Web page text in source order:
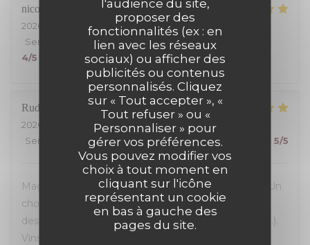
l'audience du site,
proposer des
fonctionnalités (ex : en
lien avec les réseaux
sociaux) ou afficher des
publicités ou contenus
personnalisés. Cliquez
sur « Tout accepter », «
Tout refuser » ou «
Personnaliser » pour
gérer vos préférences.
Vous pouvez modifier vos
choix à tout moment en
cliquant sur l'icône
représentant un cookie
en bas à gauche des
pages du site.
nicolas
2026-07-24
- 19:30 - Couverts 4
Service
Ambiance :5/5 Cuisine:5/5 Qualité / Prix
4/5
Rudy
2026-07-23
- 19:30 - Couverts 5
Service
Ambiance:5/5 Cuisine:5/5 Qualité / Prix 5/5
Magnifique découverte! Accueil et service parfaits! Un
choix exceptionnel de viandes maturees...avec aussi
des alternatives de premier choix (homard, poisson...).
Vins fins. Une très belle adresse!